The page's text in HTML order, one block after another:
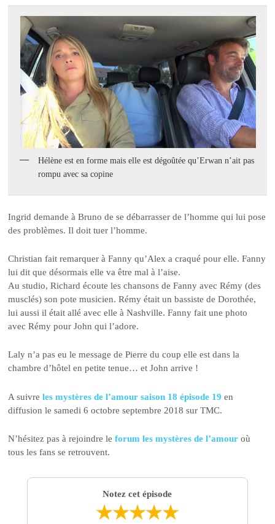
Hélène est en forme mais elle est dégoûtée qu’Erwan n’ait pas
rompu avec sa copine
Ingrid demande à Bruno de se débarrasser de l’homme qui lui pose
des problèmes. Il doit tuer l’homme.
Christian fait remarquer à Fanny qu’Alex a craqué pour elle. Fanny
lui dit que désormais elle va être mal à l’aise.
Au studio, Richard écoute les chansons de Fanny avec Rémy (des
musclés) son pote musicien. Rémy était un bassiste de Dorothée,
lui aussi il était allé avec elle à Nashville. Fanny fait une photo
avec Rémy pour John qui l’adore.
Laly n’a pas eu le message de Pierre du coup elle est dans la
chambre d’hôtel en petite tenue… et John arrive !
A suivre les mystères de l’amour saison 18 épisode 19 en
diffusion le samedi 6 octobre septembre 2018 sur TMC.
N’hésitez pas à rejoindre leforum les mystères de l’amour où
tous les fans se retrouvent.
Notez cet épisode
★★★★★